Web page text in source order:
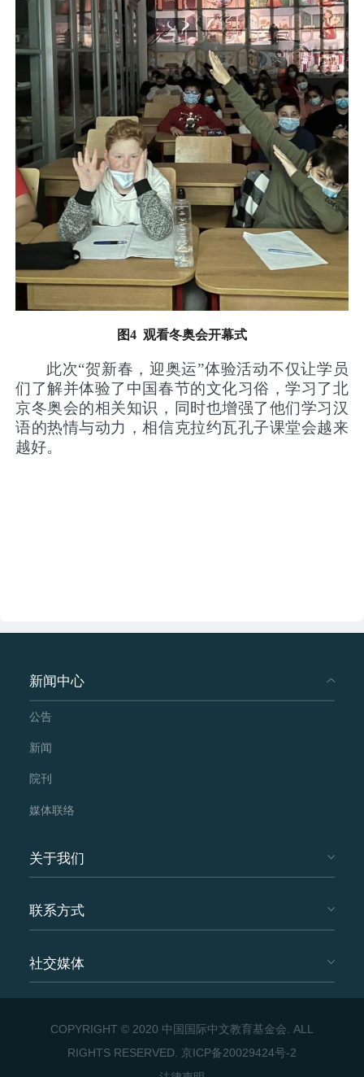
图4 观看冬奥会开幕式
此次“贺新春，迎奥运”体验活动不仅让学员
们了解并体验了中国春节的文化习俗，学习了北
京冬奥会的相关知识，同时也增强了他们学习汉
语的热情与动力，相信克拉约瓦孔子课堂会越来
越好。
新闻中心
公告
新闻
院刊
媒体联络
关于我们
联系方式
社交媒体
COPYRIGHT © 2020 中国国际中文教育基金会. ALL
RIGHTS RESERVED. 京ICP备20029424号-2